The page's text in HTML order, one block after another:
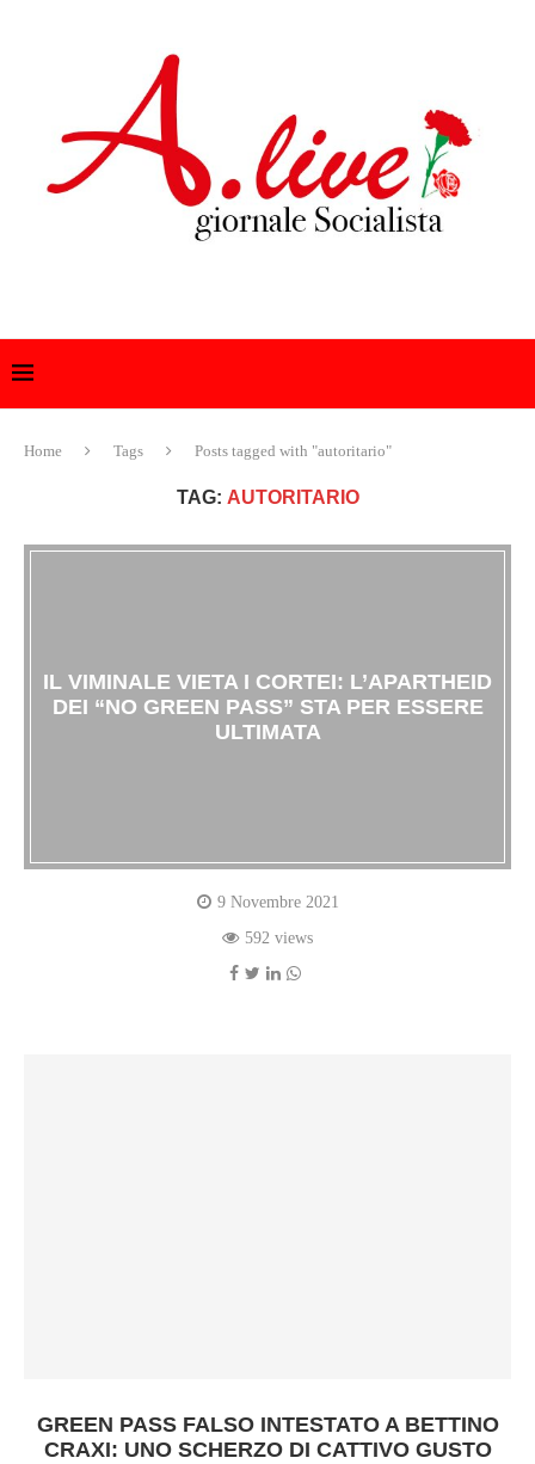
Home Tags Posts tagged with "autoritario"
TAG: AUTORITARIO
IL VIMINALE VIETA I CORTEI: L’APARTHEID
DEI “NO GREEN PASS” STA PER ESSERE
ULTIMATA
9 Novembre 2021
592 views
GREEN PASS FALSO INTESTATO A BETTINO
CRAXI: UNO SCHERZO DI CATTIVO GUSTO